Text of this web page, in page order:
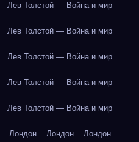
Лев Толстой — Война и мир
Лев Толстой — Война и мир
Лев Толстой — Война и мир
Лев Толстой — Война и мир
Лев Толстой — Война и мир
Лондон Лондон Лондон